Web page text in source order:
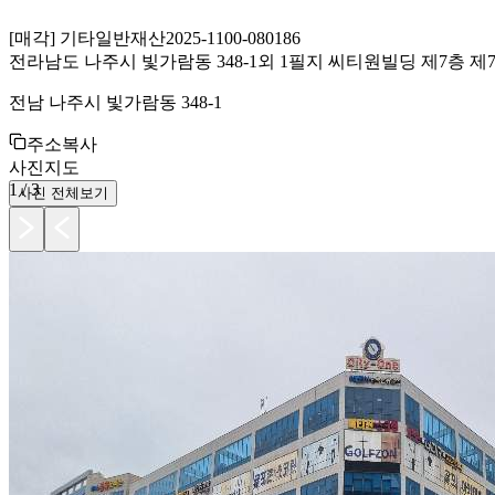
[매각] 기타일반재산2025-1100-080186
전라남도 나주시 빛가람동 348-1외 1필지 씨티원빌딩 제7층 제
전남 나주시 빛가람동 348-1
주소복사
사진지도
1 /3
사진 전체보기